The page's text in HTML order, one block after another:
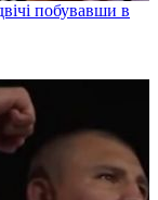
побувавши в